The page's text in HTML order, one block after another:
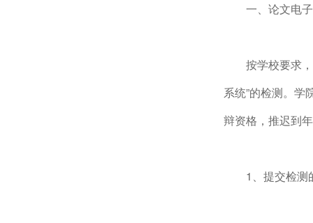
一、论文电
按学校要求
系统”的检测。学
辩资格，推迟到
1、提交检测